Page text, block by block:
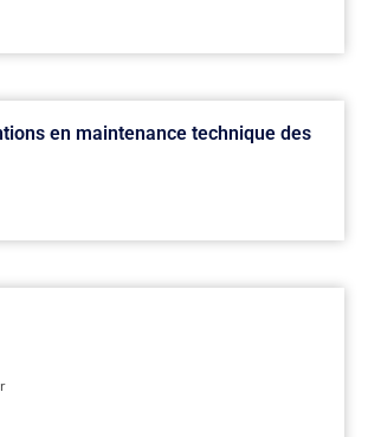
en maintenance technique des